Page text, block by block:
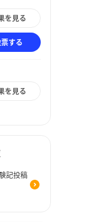
を見る
する
を見る
記投稿